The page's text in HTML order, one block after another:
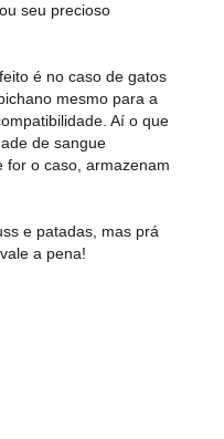
seu precioso
é no caso de gatos
mesmo para a
Aí o que
de sangue
for o caso, armazenam
e patadas, mas prá
a pena!